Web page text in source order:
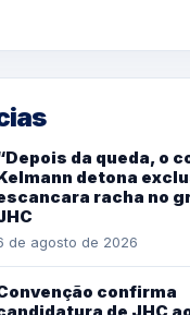
da queda, o
detona
racha no
de agosto de 2026
confirma